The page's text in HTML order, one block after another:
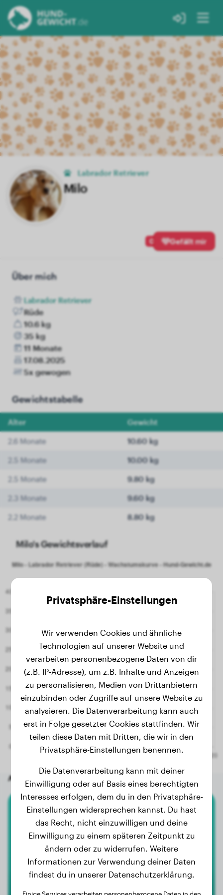
Labrador Retriever
Milo
0 Gefällt mir
Über mich
Labrador Retriever
Rüde
10.6 kg
35 kg
11 Monate
17.08.2025
5x gewogen
Gewichtstabelle
Alter Gewicht
2.6 Monate 10.60 kg
2.5 Monate 10.00 kg
2.5 Monate 9.80 kg
2.3 Monate 9.60 kg
2.2 Monate 8.80 kg
Milo's Gewichtsverlauf
Andere zufällige Hunde
Chihuahua
Bailey
Privatsphäre-Einstellungen
Wir verwenden Cookies und ähnliche
Technologien auf unserer Website und
verarbeiten personenbezogene Daten von dir
(z.B. IP-Adresse), um z.B. Inhalte und Anzeigen
zu personalisieren, Medien von Drittanbietern
einzubinden oder Zugriffe auf unsere Website zu
analysieren. Die Datenverarbeitung kann auch
erst in Folge gesetzter Cookies stattfinden. Wir
teilen diese Daten mit Dritten, die wir in den
Privatsphäre-Einstellungen benennen.
Die Datenverarbeitung kann mit deiner
Einwilligung oder auf Basis eines berechtigten
Interesses erfolgen, dem du in den Privatsphäre-
Einstellungen widersprechen kannst. Du hast
das Recht, nicht einzuwilligen und deine
Einwilligung zu einem späteren Zeitpunkt zu
ändern oder zu widerrufen. Weitere
Informationen zur Verwendung deiner Daten
findest du in unserer Datenschutzerklärung.